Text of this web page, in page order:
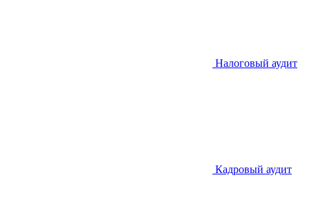
Налоговый аудит
Кадровый аудит